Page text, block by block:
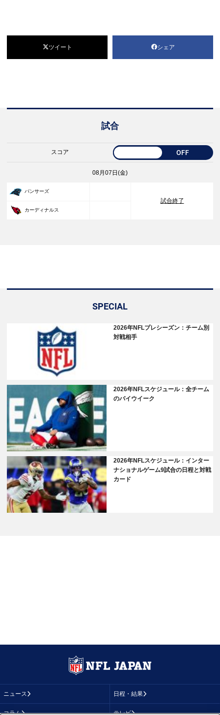
ツイート シェア
試合
スコア OFF
08月07日(金)
パンサーズ
試合終了
カーディナルス
SPECIAL
2026年NFLプレシーズン：チーム別
対戦相手
2026年NFLスケジュール：全チーム
のバイウイーク
2026年NFLスケジュール：インター
ナショナルゲーム9試合の日程と対戦
カード
ニュース 日程・結果
コラム テレビ